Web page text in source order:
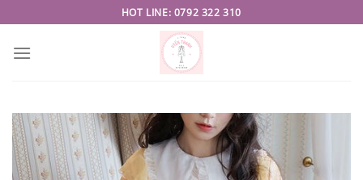
to
content
HOT LINE: 0792 322 310